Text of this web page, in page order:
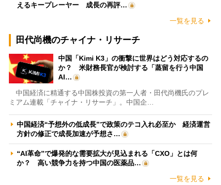
えるキープレーヤー 成長の再評…
一覧を見る
田代尚機のチャイナ・リサーチ
中国「Kimi K3」の衝撃に世界はどう対応するの
か？ 米財務長官が検討する「蒸留を行う中国
AI…
中国経済に精通する中国株投資の第一人者・田代尚機氏のプレ
ミアム連載「チャイナ・リサーチ」。中国企…
中国経済“予想外の低成長”で政策のテコ入れ必至か 経済運営
方針の修正で成長加速が予想さ…
“AI革命”で爆発的な需要拡大が見込まれる「CXO」とは何
か？ 高い競争力を持つ中国の医薬品…
一覧を見る